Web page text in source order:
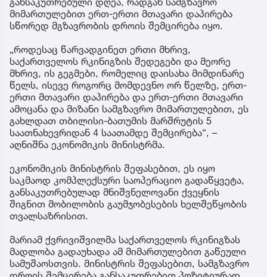
მიმართულებით ერთ-ერთი მთავარი დაპირება
სწორედ მგზავრობის დროის შემცირება იყო.
„როდესაც წარვადგინეთ ერთი მხრივ,
საქართველოს რკინიგზის შედეგები და მეორე
მხრივ, ის გეგმები, რომელიც დაისახა მიმდინარე
წელს, ისევე როგორც მომდევნო ორ წელზე, ერთ-
ერთი მთავარი დაპირება და ერთ-ერთი მთავარი
ამოცანა და მიზანი სამგზავრო მიმართულებით, ეს
გახლდათ თბილისი-ბათუმის მარშრუტის 5
საათნახევრიდან 4 საათამდე შემცირება“, –
აღნიშნა ეკონომიკის მინისტრმა.
ეკონომიკის მინისტრის შეფასებით, ეს იყო
საკმაოდ კომპლექსური საოპერაციო გადაწყვეტა,
განსაკუთრებულად მნიშვნელოვანი ქვეყნის
შიგნით მობილობის გაუმჯობესების ხელშეწყობის
თვალსაზრისით.
მარიამ ქვრივიშვილმა საქართველოს რკინიგზას
მადლობა გადაუხადა ამ მიმართულებით გაწეული
სამუშაოსთვის. მინისტრის შეფასებით, სამგზავრო